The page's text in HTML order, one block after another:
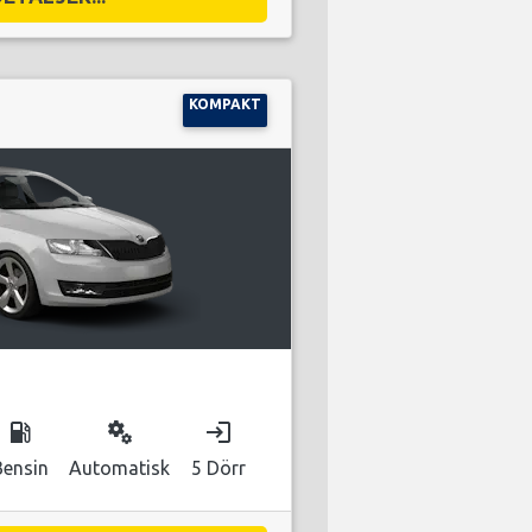
KOMPAKT
local_gas_station miscellaneous_services
Automatisk
login
5 Dörr